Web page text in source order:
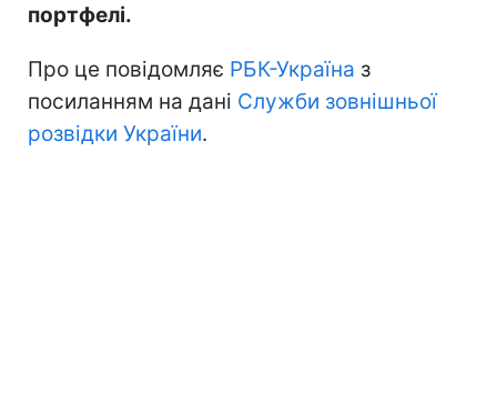
портфелі.
Про це повідомляє РБК-Україна з
посиланням на дані Служби зовнішньої
розвідки України.